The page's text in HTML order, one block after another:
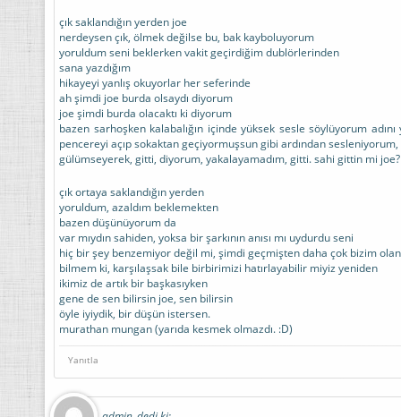
çık saklandığın yerden joe
nerdeysen çık, ölmek değilse bu, bak kayboluyorum
yoruldum seni beklerken vakit geçirdiğim dublörlerinden
sana yazdığım
hikayeyi yanlış okuyorlar her seferinde
ah şimdi joe burda olsaydı diyorum
joe şimdi burda olacaktı ki diyorum
bazen sarhoşken kalabalığın içinde yüksek sesle söylüyorum
pencereyi açıp sokaktan geçiyormuşsun gibi ardından sesleniyorum,
gülümseyerek, gitti, diyorum, yakalayamadım, gitti. sahi gittin mi
çık ortaya saklandığın yerden
yoruldum, azaldım beklemekten
bazen düşünüyorum da
var mıydın sahiden, yoksa bir şarkının anısı mı uydurdu seni
hiç bir şey benzemiyor değil mi, şimdi geçmişten daha çok bizim
bilmem ki, karşılaşsak bile birbirimizi hatırlayabilir miyiz yeniden
ikimiz de artık bir başkasıyken
gene de sen bilirsin joe, sen bilirsin
öyle iyiydik, bir düşün istersen.
murathan mungan (yarıda kesmek olmazdı. :D)
Yanıtla